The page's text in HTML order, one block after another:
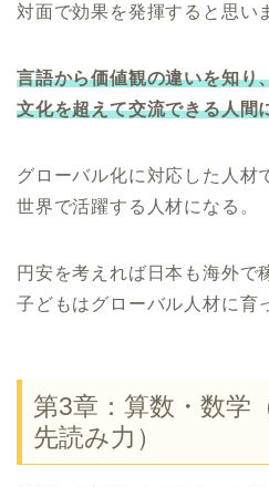
対面で効果を発揮すると思い
言語から価値観の違いを知り
文化を超えて交流できる人間
グローバル化に対応した人材
世界で活躍する人材になる。
円安を考えれば日本も海外で
子どもはグローバル人材に育
第3章：算数・数学
先読み力）